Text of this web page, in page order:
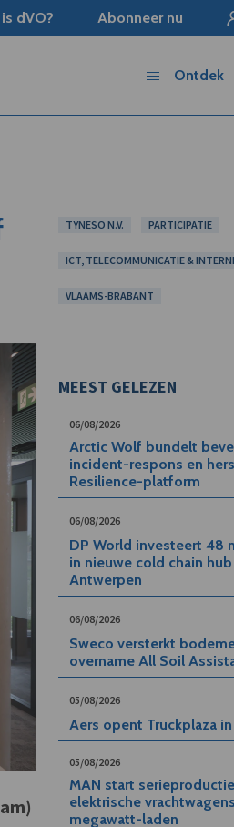
dVO? Abonneer nu
Ontdek
TYNESO N.V. PARTICIPATIE
ICT, TELECOMMUNICATIE &
VLAAMS-BRABANT
MEEST GELEZEN
06/08/2026
Arctic Wolf bundelt
incident-respons en
Resilience-platform
06/08/2026
DP World investeert 48
in nieuwe cold chain
Antwerpen
06/08/2026
Sweco versterkt
overname All Soil
05/08/2026
Aers opent Truckplaza
05/08/2026
MAN start
elektrische
megawatt-laden